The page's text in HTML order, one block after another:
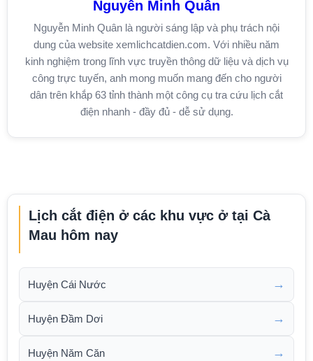
Nguyễn Minh Quân
Nguyễn Minh Quân là người sáng lập và phụ trách nội
dung của website xemlichcatdien.com. Với nhiều năm
kinh nghiệm trong lĩnh vực truyền thông dữ liệu và dịch vụ
công trực tuyến, anh mong muốn mang đến cho người
dân trên khắp 63 tỉnh thành một công cụ tra cứu lịch cắt
điện nhanh - đầy đủ - dễ sử dụng.
Lịch cắt điện ở các khu vực ở tại Cà
Mau hôm nay
Huyện Cái Nước →
Huyện Đầm Dơi →
Huyện Năm Căn →